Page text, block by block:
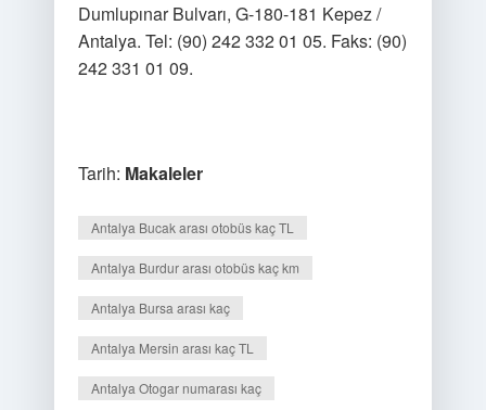
Dumlupınar Bulvarı, G-180-181 Kepez /
Antalya. Tel: (90) 242 332 01 05. Faks: (90)
242 331 01 09.
Tarih: Makaleler
Antalya Bucak arası otobüs kaç TL
Antalya Burdur arası otobüs kaç km
Antalya Bursa arası kaç
Antalya Mersin arası kaç TL
Antalya Otogar numarası kaç